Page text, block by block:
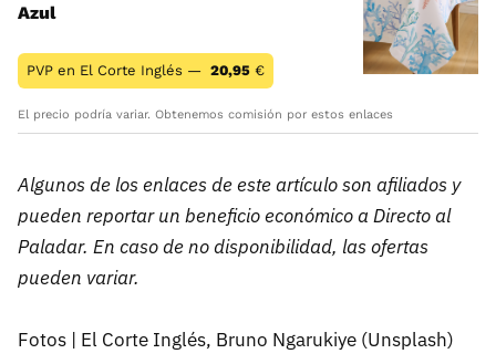
Azul
PVP en El Corte Inglés — 20,95 €
El precio podría variar. Obtenemos comisión por estos enlaces
Algunos de los enlaces de este artículo son afiliados y
pueden reportar un beneficio económico a Directo al
Paladar. En caso de no disponibilidad, las ofertas
pueden variar.
Fotos | El Corte Inglés, Bruno Ngarukiye (Unsplash)